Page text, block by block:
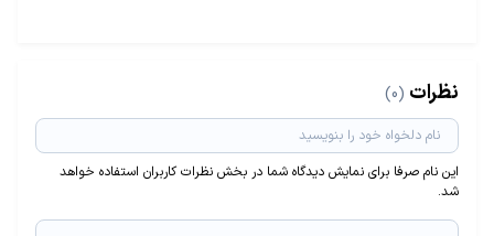
نظرات (0)
این نام صرفا برای نمایش دیدگاه شما در بخش نظرات کاربران استفاده خواهد
شد.